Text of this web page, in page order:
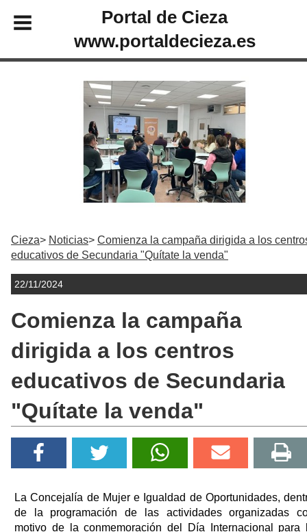
Portal de Cieza
www.portaldecieza.es
Cieza Noticias
Comienza la campaña dirigida a los
educativos de Secundaria "Quítate la venda"
22/11/2024
Comienza la campaña
dirigida a los centros
educativos de Secundaria
"Quítate la venda"
La Concejalía de Mujer e Igualdad de Oportunidades,
de la programación de las actividades organizadas
motivo de la conmemoración del Día Internacional para